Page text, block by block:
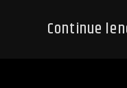
Continue